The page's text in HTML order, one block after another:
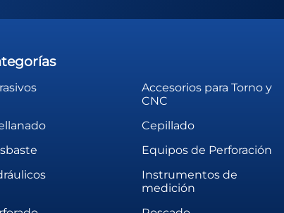
Accesorios para Torno y
CNC
Cepillado
Equipos de Perforación
Instrumentos de
medición